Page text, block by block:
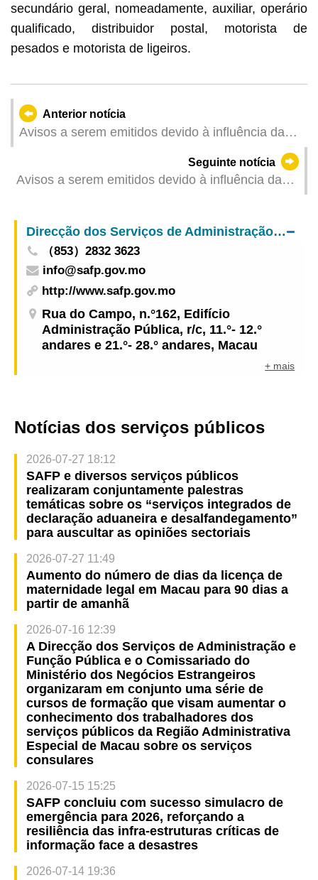
secundário geral, nomeadamente, auxiliar, operário
qualificado, distribuidor postal, motorista de
pesados e motorista de ligeiros.
Anterior notícia
Avisos a serem emitidos devido à influência da
Depressão Tropical Wutip (Actualizado: 2025-06-
Seguinte notícia
Avisos a serem emitidos devido à influência da
15 11:00)
Direcção dos Serviços de Administração e Função Pública
（853）2832 3623
info@safp.gov.mo
http://www.safp.gov.mo
Rua do Campo, n.°162, Edifício
Administração Pública, r/c, 11.°- 12.°
andares e 21.°- 28.° andares, Macau
+ mais
Notícias dos serviços públicos
2026-07-27 18:12
SAFP e diversos serviços públicos
realizaram conjuntamente palestras
temáticas sobre os “serviços integrados de
declaração aduaneira e desalfandegamento”
para auscultar as opiniões sectoriais
2026-07-27 11:49
Aumento do número de dias da licença de
maternidade legal em Macau para 90 dias a
partir de amanhã
2026-07-16 12:39
A Direcção dos Serviços de Administração e
Função Pública e o Comissariado do
Ministério dos Negócios Estrangeiros
organizaram em conjunto uma série de
cursos de formação que visam aumentar o
conhecimento dos trabalhadores dos
serviços públicos da Região Administrativa
Especial de Macau sobre os serviços
consulares
2026-07-15 15:25
SAFP concluiu com sucesso simulacro de
emergência para 2026, reforçando a
resiliência das infra-estruturas críticas de
informação face a desastres
2026-07-14 19:36